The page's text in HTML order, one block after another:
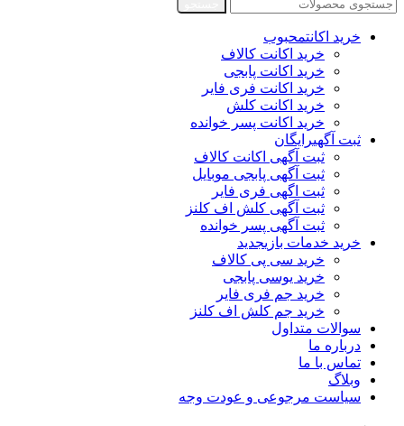
خرید اکانتمحبوب
خرید اکانت کالاف
خرید اکانت پابجی
خرید اکانت فری فایر
خرید اکانت کلش
خرید اکانت پسر خوانده
ثبت آگهیرایگان
ثبت آگهی اکانت کالاف
ثبت آگهی پابجی موبایل
ثبت اگهی فری فایر
ثبت آگهی کلش اف کلنز
ثبت آگهی پسر خوانده
خرید خدمات بازیجدید
خرید سی پی کالاف
خرید یوسی پابجی
خرید جم فری فایر
خرید جم کلش اف کلنز
سوالات متداول
درباره ما
تماس با ما
وبلاگ
سیاست مرجوعی و عودت وجه